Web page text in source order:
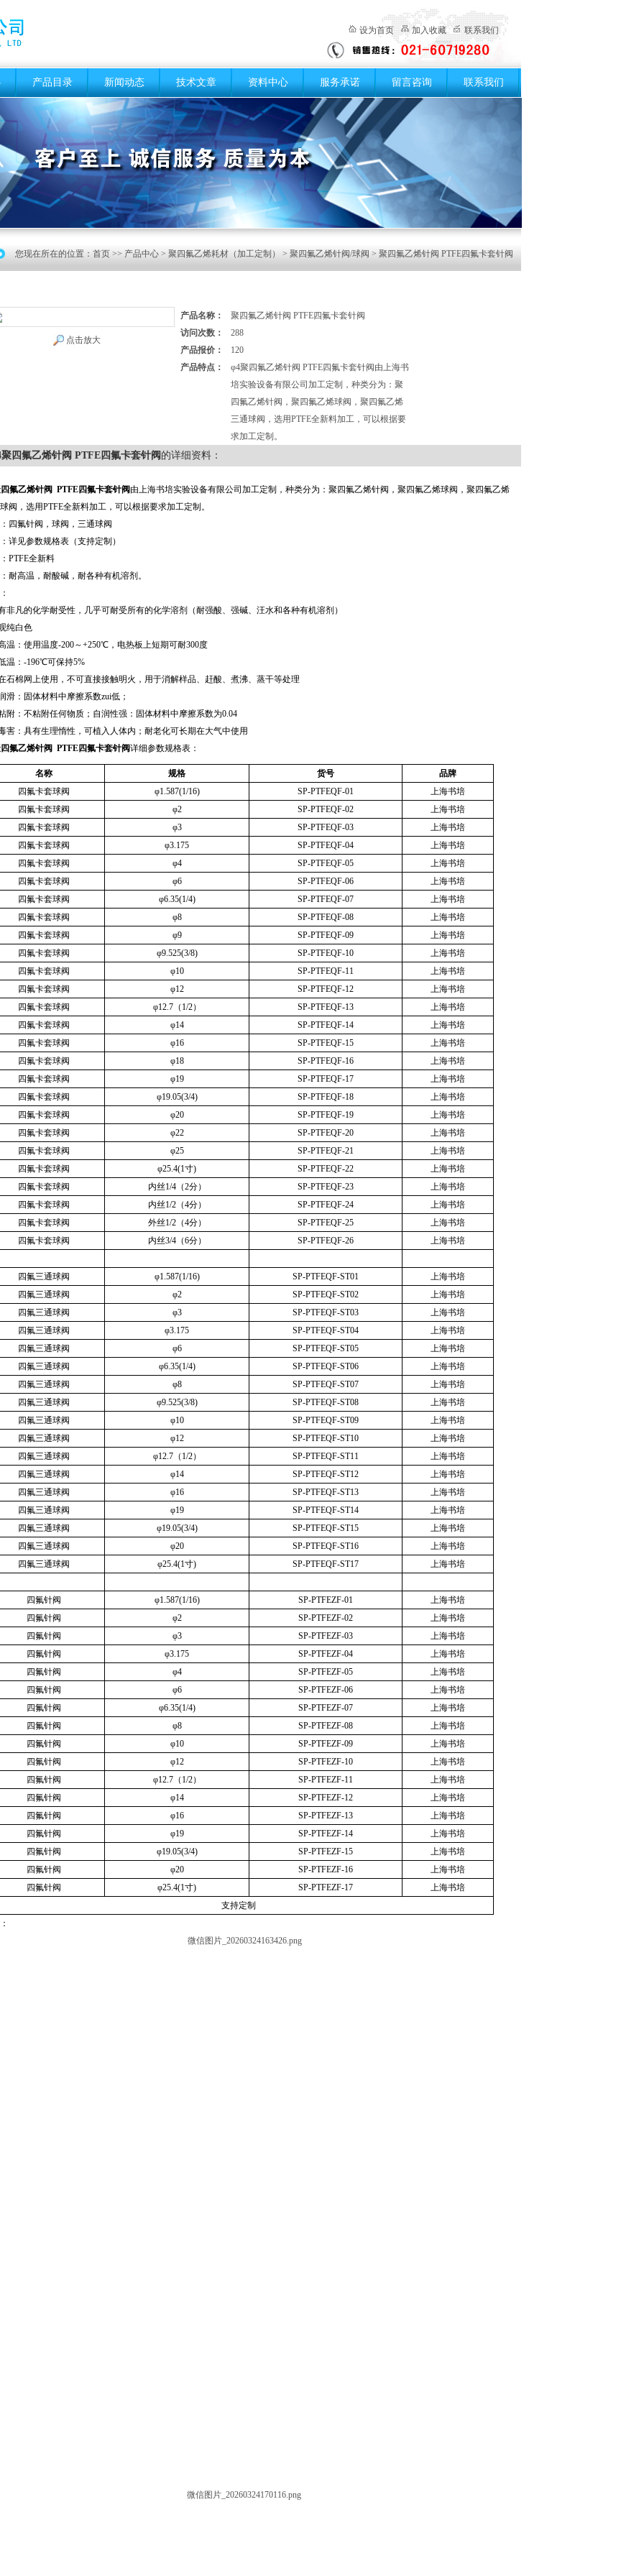
设为首页 加入收藏 联系我们
产品目录 新闻动态 技术文章 资料中心 服务承诺 留言咨询 联系我们
您现在所在的位置： 首页 >> 产品中心 > 聚四氟乙烯耗材（加工定制） > 聚四氟乙烯针阀/球阀 > 聚四氟乙烯针阀 PTFE四氟卡套针阀
点击放大
产品名称：
聚四氟乙烯针阀 PTFE四氟卡套针阀
访问次数：
288
产品报价：
120
产品特点：
φ4聚四氟乙烯针阀 PTFE四氟卡套针阀由上海书
培实验设备有限公司加工定制，种类分为：聚
四氟乙烯针阀，聚四氟乙烯球阀，聚四氟乙烯
三通球阀，选用PTFE全新料加工，可以根据要
求加工定制。
四氟乙烯针阀 PTFE四氟卡套针阀 的详细资料：
氟乙烯针阀 PTFE四氟卡套针阀 由上海书培实验设备有限公司加工定制，种类分为：聚四氟乙烯针阀，聚四氟乙烯球阀，聚四氟乙烯
阀，选用PTFE全新料加工，可以根据要求加工定制。
四氟针阀，球阀，三通球阀
详见参数规格表（支持定制）
PTFE全新料
耐高温，耐酸碱，耐各种有机溶剂。
非凡的化学耐受性，几乎可耐受所有的化学溶剂（耐强酸、强碱、汪水和各种有机溶剂）
纯白色
温：使用温度-200～+250℃，电热板上短期可耐300度
温：-196℃可保持5%
石棉网上使用，不可直接接触明火，用于消解样品、赶酸、煮沸、蒸干等处理
滑：固体材料中摩擦系数zui低；
附：不粘附任何物质；自润性强：固体材料中摩擦系数为0.04
害：具有生理惰性，可植入人体内；耐老化可长期在大气中使用
氟乙烯针阀 PTFE四氟卡套针阀详细参数规格表：
名称 规格 货号
品牌
四氟卡套球阀
φ1.587(1/16) SP-PTFEQF-01
上海书培
四氟卡套球阀
φ2 SP-PTFEQF-02
上海书培
四氟卡套球阀
φ3 SP-PTFEQF-03
上海书培
四氟卡套球阀
φ3.175 SP-PTFEQF-04
上海书培
四氟卡套球阀
φ4 SP-PTFEQF-05
上海书培
四氟卡套球阀
φ6 SP-PTFEQF-06
上海书培
四氟卡套球阀
φ6.35(1/4) SP-PTFEQF-07
上海书培
四氟卡套球阀
φ8 SP-PTFEQF-08
上海书培
四氟卡套球阀
φ9 SP-PTFEQF-09
上海书培
四氟卡套球阀
φ9.525(3/8) SP-PTFEQF-10
上海书培
四氟卡套球阀
φ10 SP-PTFEQF-11
上海书培
四氟卡套球阀
φ12 SP-PTFEQF-12
上海书培
四氟卡套球阀
φ12.7（ 1/2） SP-PTFEQF-13
上海书培
四氟卡套球阀
φ14 SP-PTFEQF-14
上海书培
四氟卡套球阀
φ16 SP-PTFEQF-15
上海书培
四氟卡套球阀
φ18 SP-PTFEQF-16
上海书培
四氟卡套球阀
φ19 SP-PTFEQF-17
上海书培
四氟卡套球阀
φ19.05(3/4) SP-PTFEQF-18
上海书培
四氟卡套球阀
φ20 SP-PTFEQF-19
上海书培
四氟卡套球阀
φ22 SP-PTFEQF-20
上海书培
四氟卡套球阀
φ25 SP-PTFEQF-21
上海书培
四氟卡套球阀
φ25.4(1寸) SP-PTFEQF-22
上海书培
四氟卡套球阀
内丝1/4（2分） SP-PTFEQF-23
上海书培
四氟卡套球阀
内丝1/2（4分） SP-PTFEQF-24
上海书培
四氟卡套球阀
外丝1/2（4分） SP-PTFEQF-25
上海书培
四氟卡套球阀
内丝3/4（6分） SP-PTFEQF-26 上海书培
四氟三通球阀 φ1.587(1/16) SP-PTFEQF-ST01
上海书培
四氟三通球阀
φ2 SP-PTFEQF-ST02
上海书培
四氟三通球阀
φ3 SP-PTFEQF-ST03
上海书培
四氟三通球阀
φ3.175 SP-PTFEQF-ST04
上海书培
四氟三通球阀
φ6 SP-PTFEQF-ST05
上海书培
四氟三通球阀
φ6.35(1/4) SP-PTFEQF-ST06
上海书培
四氟三通球阀
φ8 SP-PTFEQF-ST07
上海书培
四氟三通球阀
φ9.525(3/8) SP-PTFEQF-ST08
上海书培
四氟三通球阀
φ10 SP-PTFEQF-ST09
上海书培
四氟三通球阀
φ12 SP-PTFEQF-ST10
上海书培
四氟三通球阀
φ12.7（ 1/2） SP-PTFEQF-ST11
上海书培
四氟三通球阀
φ14 SP-PTFEQF-ST12
上海书培
四氟三通球阀
φ16 SP-PTFEQF-ST13
上海书培
四氟三通球阀
φ19 SP-PTFEQF-ST14
上海书培
四氟三通球阀
φ19.05(3/4) SP-PTFEQF-ST15
上海书培
四氟三通球阀
φ20 SP-PTFEQF-ST16
上海书培
四氟三通球阀
φ25.4(1寸) SP-PTFEQF-ST17 上海书培
四氟针阀 φ1.587(1/16) SP-PTFEZF-01
上海书培
四氟针阀
φ2 SP-PTFEZF-02
上海书培
四氟针阀
φ3 SP-PTFEZF-03
上海书培
四氟针阀
φ3.175 SP-PTFEZF-04
上海书培
四氟针阀
φ4 SP-PTFEZF-05
上海书培
四氟针阀
φ6 SP-PTFEZF-06
上海书培
四氟针阀
φ6.35(1/4) SP-PTFEZF-07
上海书培
四氟针阀
φ8 SP-PTFEZF-08
上海书培
四氟针阀
φ10 SP-PTFEZF-09
上海书培
四氟针阀
φ12 SP-PTFEZF-10
上海书培
四氟针阀
φ12.7（ 1/2） SP-PTFEZF-11
上海书培
四氟针阀
φ14 SP-PTFEZF-12
上海书培
四氟针阀
φ16 SP-PTFEZF-13
上海书培
四氟针阀
φ19 SP-PTFEZF-14
上海书培
四氟针阀
φ19.05(3/4) SP-PTFEZF-15
上海书培
四氟针阀
φ20 SP-PTFEZF-16
上海书培
四氟针阀
φ25.4(1寸) SP-PTFEZF-17
上海书培
支持定制